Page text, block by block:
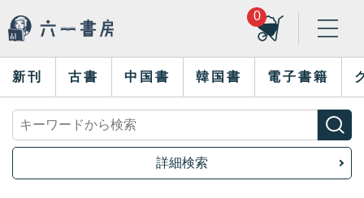
0
新刊 古書 中国書 韓国書 電子書籍
詳細検索